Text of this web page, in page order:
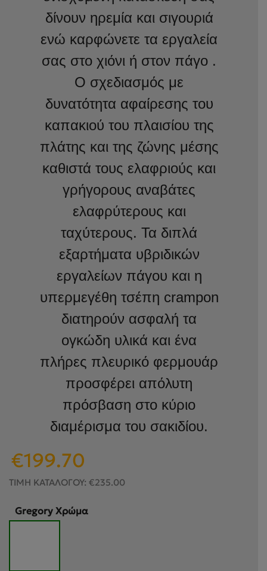
δίνουν ηρεμία και σιγουριά
ενώ καρφώνετε τα εργαλεία
σας στο χιόνι ή στον πάγο .
Ο σχεδιασμός με
δυνατότητα αφαίρεσης του
καπακιού του πλαισίου της
πλάτης και της ζώνης μέσης
καθιστά τους ελαφριούς και
γρήγορους αναβάτες
ελαφρύτερους και
ταχύτερους. Τα διπλά
εξαρτήματα υβριδικών
εργαλείων πάγου και η
υπερμεγέθη τσέπη crampon
διατηρούν ασφαλή τα
ογκώδη υλικά και ένα
πλήρες πλευρικό φερμουάρ
προσφέρει απόλυτη
πρόσβαση στο κύριο
διαμέρισμα του σακιδίου.
Original
price
was:
€199.70
τιμή
€199.70.
ΤΙΜΗ ΚΑΤΑΛΟΓΟΥ: €235.00
Gregory Χρώμα